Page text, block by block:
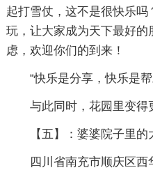
起打雪仗，这不是很快乐
玩，让大家成为天下最好
虑，欢迎你们的到来！
“快乐是分享，快乐是帮
与此同时，花园里变得
【五】：婆婆院子里的
四川省南充市顺庆区